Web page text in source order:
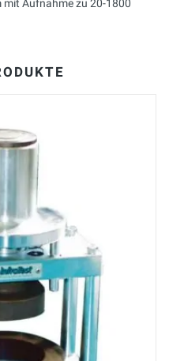
Aufnahme zu 20-1800